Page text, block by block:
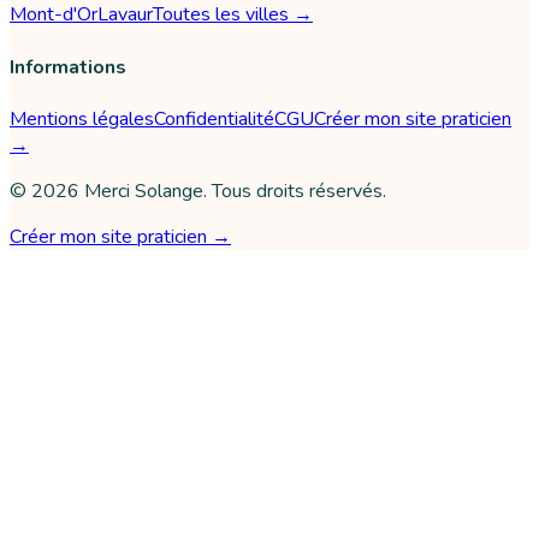
Mont-d'OrLavaurToutes les villes →
Informations
Mentions légalesConfidentialitéCGUCréer mon site praticien
→
© 2026 Merci Solange. Tous droits réservés.
Créer mon site praticien →